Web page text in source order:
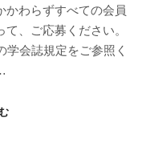
かわらずすべての会員
、ご応募ください。
学会誌規定をご参照く